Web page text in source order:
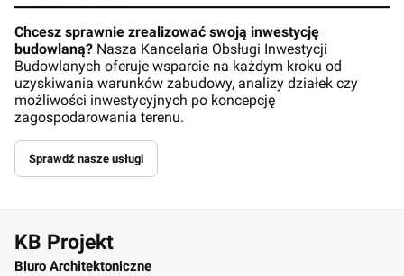
Chcesz sprawnie zrealizować swoją inwestycję
budowlaną? Nasza Kancelaria Obsługi Inwestycji
Budowlanych oferuje wsparcie na każdym kroku od
uzyskiwania warunków zabudowy, analizy działek czy
możliwości inwestycyjnych po koncepcję
zagospodarowania terenu.
Sprawdź nasze usługi
KB Projekt
Biuro Architektoniczne